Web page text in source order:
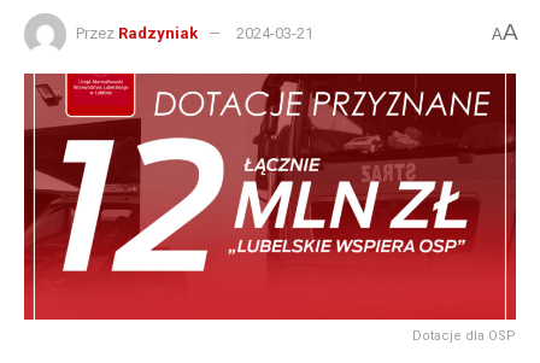
Przez Radzyniak 2024-03-21 AA
Dotacje dla OSP